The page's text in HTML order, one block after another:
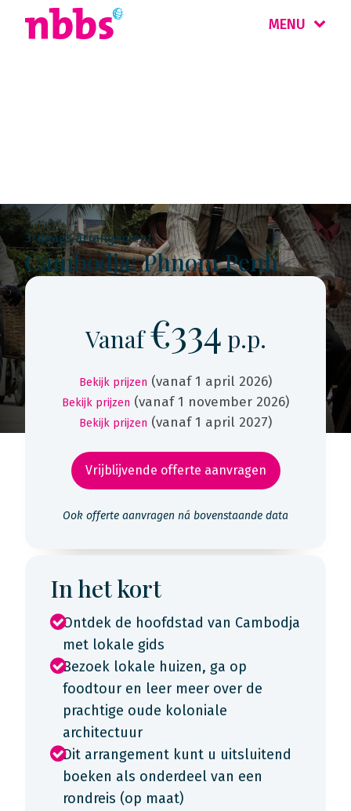
MENU
3-daags arrangement
Cambodja: Phnom Penh
Vanaf€334 p.p.
Bekijk prijzen (vanaf 1 april 2026)
Bekijk prijzen (vanaf 1 november 2026)
Bekijk prijzen (vanaf 1 april 2027)
Vrijblijvende offerte aanvragen
Ook offerte aanvragen ná bovenstaande data
In het kort
Ontdek de hoofdstad van Cambodja
met lokale gids
Bezoek lokale huizen, ga op
foodtour en leer meer over de
prachtige oude koloniale
architectuur
Dit arrangement kunt u uitsluitend
boeken als onderdeel van een
rondreis (op maat)